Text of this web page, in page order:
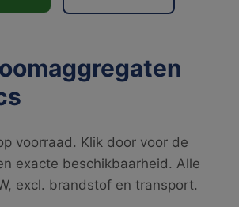
voorraad. Klik door voor de
exacte beschikbaarheid. Alle
excl. brandstof en transport.